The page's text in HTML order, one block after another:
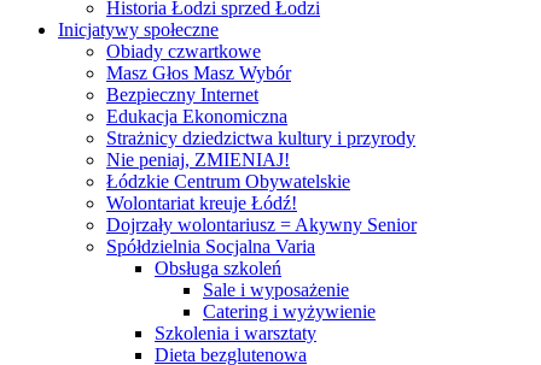
Historia Łodzi sprzed Łodzi
Inicjatywy społeczne
Obiady czwartkowe
Masz Głos Masz Wybór
Bezpieczny Internet
Edukacja Ekonomiczna
Strażnicy dziedzictwa kultury i przyrody
Nie peniaj, ZMIENIAJ!
Łódzkie Centrum Obywatelskie
Wolontariat kreuje Łódź!
Dojrzały wolontariusz = Akywny Senior
Spółdzielnia Socjalna Varia
Obsługa szkoleń
Sale i wyposażenie
Catering i wyżywienie
Szkolenia i warsztaty
Dieta bezglutenowa